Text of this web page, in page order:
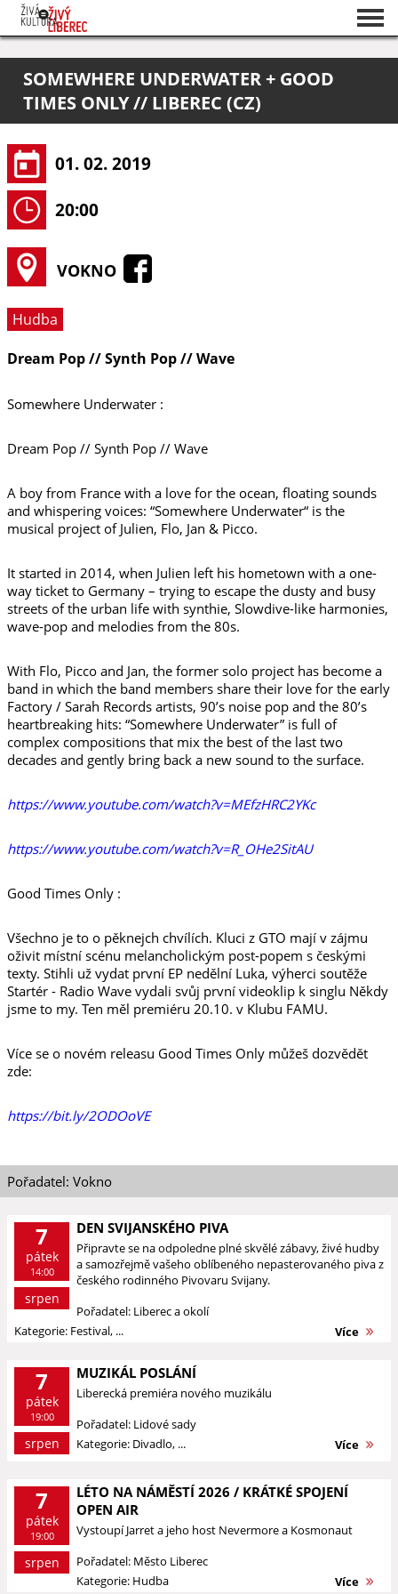
O projektu
Pořadatelé
SOMEWHERE UNDERWATER + GOOD
TIMES ONLY // LIBEREC (CZ)
01. 02. 2019
20:00
VOKNO
Hudba
Dream Pop // Synth Pop // Wave
Somewhere Underwater :
Dream Pop // Synth Pop // Wave
A boy from France with a love for the ocean, floating sounds
and whispering voices: “Somewhere Underwater“ is the
musical project of Julien, Flo, Jan & Picco.
It started in 2014, when Julien left his hometown with a one-
way ticket to Germany – trying to escape the dusty and busy
streets of the urban life with synthie, Slowdive-like harmonies,
wave-pop and melodies from the 80s.
With Flo, Picco and Jan, the former solo project has become a
band in which the band members share their love for the early
Factory / Sarah Records artists, 90’s noise pop and the 80’s
heartbreaking hits: “Somewhere Underwater” is full of
complex compositions that mix the best of the last two
decades and gently bring back a new sound to the surface.
https://www.youtube.com/watch?v=MEfzHRC2YKc
https://www.youtube.com/watch?v=R_OHe2SitAU
Good Times Only :
Všechno je to o pěknejch chvílích. Kluci z GTO mají v zájmu
oživit místní scénu melancholickým post-popem s českými
texty. Stihli už vydat první EP nedělní Luka, výherci soutěže
Startér - Radio Wave vydali svůj první videoklip k singlu Někdy
jsme to my. Ten měl premiéru 20.10. v Klubu FAMU.
Více se o novém releasu Good Times Only můžeš dozvědět
zde:
https://bit.ly/2ODOoVE
Pořadatel: Vokno
7
pátek
14:00
srpen
DEN SVIJANSKÉHO PIVA
Připravte se na odpoledne plné skvělé zábavy, živé hudby
a samozřejmě vašeho oblíbeného nepasterovaného piva z
českého rodinného Pivovaru Svijany.
Pořadatel: Liberec a okolí
Kategorie: Festival, ...
Více
7
pátek
19:00
srpen
MUZIKÁL POSLÁNÍ
Liberecká premiéra nového muzikálu
Pořadatel: Lidové sady
Kategorie: Divadlo, ...
Více
7
pátek
19:00
srpen
LÉTO NA NÁMĚSTÍ 2026 / KRÁTKÉ SPOJENÍ
OPEN AIR
Vystoupí Jarret a jeho host Nevermore a Kosmonaut
Pořadatel: Město Liberec
Kategorie: Hudba
Více